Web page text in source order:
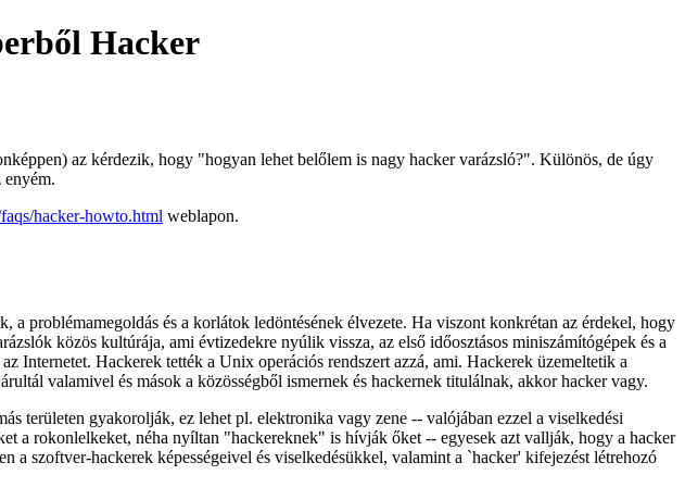
Hacker
az kérdezik, hogy "hogyan lehet belőlem is nagy hacker varázsló?". Különös, de úgy
hacker-howto.html weblapon.
problémamegoldás és a korlátok ledöntésének élvezete. Ha viszont konkrétan az érdekel, hogy
közös kultúrája, ami évtizedekre nyúlik vissza, az első időosztásos miniszámítógépek és a
Internetet. Hackerek tették a Unix operációs rendszert azzá, ami. Hackerek üzemeltetik a
valamivel és mások a közösségből ismernek és hackernek titulálnak, akkor hacker vagy.
területen gyakorolják, ez lehet pl. elektronika vagy zene -- valójában ezzel a viselkedési
a rokonlelkeket, néha nyíltan "hackereknek" is hívják őket -- egyesek azt vallják, hogy a hacker
szoftver-hackerek képességeivel és viselkedésükkel, valamint a `hacker' kifejezést létrehozó